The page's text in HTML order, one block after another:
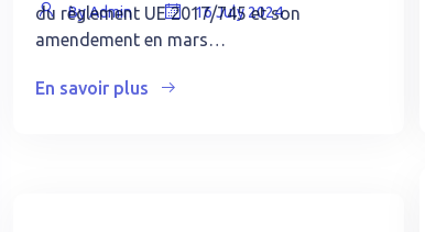
16 July 2024
By Admin
du règlement UE 2017/745 et son
amendement en mars…
En savoir plus